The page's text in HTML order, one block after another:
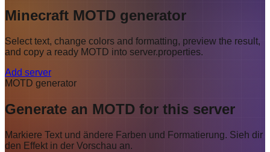
Minecraft MOTD generator
Select text, change colors and formatting, preview the result,
and copy a ready MOTD into server.properties.
Add server
MOTD generator
Generate an MOTD for this server
Markiere Text und ändere Farben und Formatierung. Sieh dir
den Effekt in der Vorschau an.